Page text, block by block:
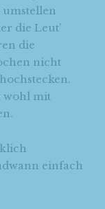
umstellen
die Leut’
die
nicht
wohl mit
einfach